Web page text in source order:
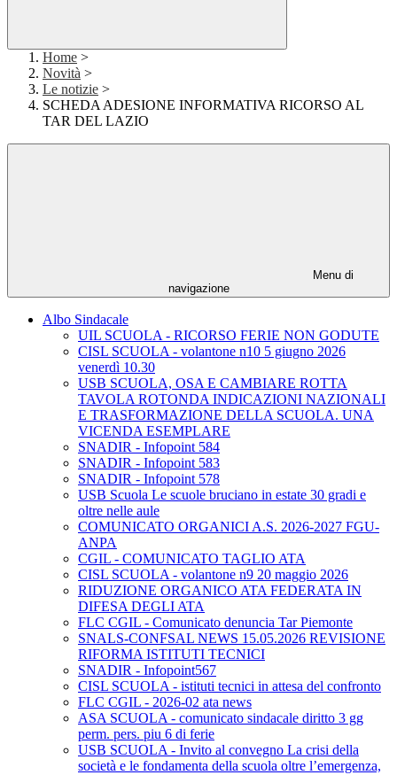
Home >
Novità >
Le notizie >
SCHEDA ADESIONE INFORMATIVA RICORSO AL
TAR DEL LAZIO
Menu di
navigazione
Albo Sindacale
UIL SCUOLA - RICORSO FERIE NON GODUTE
CISL SCUOLA - volantone n10 5 giugno 2026
venerdì 10.30
USB SCUOLA, OSA E CAMBIARE ROTTA
TAVOLA ROTONDA INDICAZIONI NAZIONALI
E TRASFORMAZIONE DELLA SCUOLA. UNA
VICENDA ESEMPLARE
SNADIR - Infopoint 584
SNADIR - Infopoint 583
SNADIR - Infopoint 578
USB Scuola Le scuole bruciano in estate 30 gradi e
oltre nelle aule
COMUNICATO ORGANICI A.S. 2026-2027 FGU-
ANPA
CGIL - COMUNICATO TAGLIO ATA
CISL SCUOLA - volantone n9 20 maggio 2026
RIDUZIONE ORGANICO ATA FEDERATA IN
DIFESA DEGLI ATA
FLC CGIL - Comunicato denuncia Tar Piemonte
SNALS-CONFSAL NEWS 15.05.2026 REVISIONE
RIFORMA ISTITUTI TECNICI
SNADIR - Infopoint567
CISL SCUOLA - istituti tecnici in attesa del confronto
FLC CGIL - 2026-02 ata news
ASA SCUOLA - comunicato sindacale diritto 3 gg
perm. pers. piu 6 di ferie
USB SCUOLA - Invito al convegno La crisi della
società e le fondamenta della scuola oltre l’emergenza,